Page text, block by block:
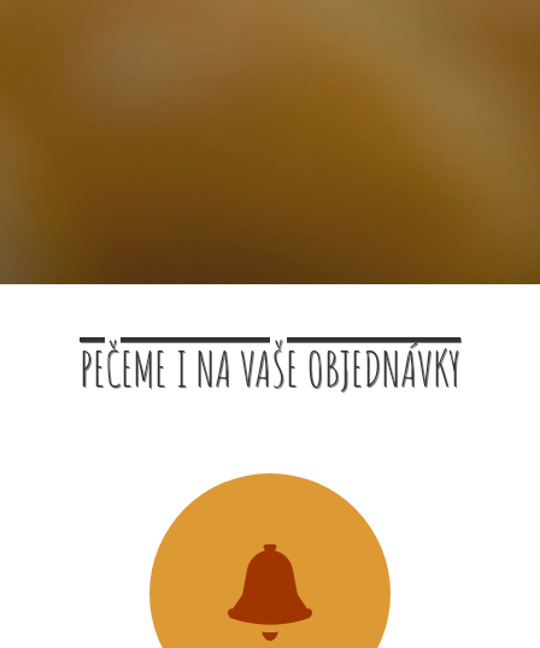
PEČEME I NA VAŠE OBJEDNÁVKY